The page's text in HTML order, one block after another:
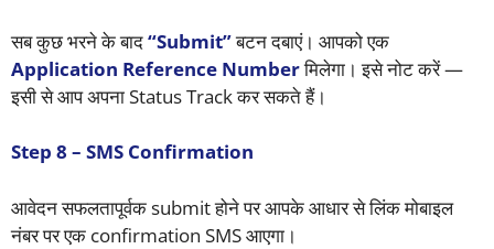
सब कुछ भरने के बाद“Submit”बटन दबाएं। आपको एक
Application Reference Numberमिलेगा। इसे नोट करें —
इसी से आप अपना Status Track कर सकते हैं।
Step 8 – SMS Confirmation
आवेदन सफलतापूर्वक submit होने पर आपके आधार से लिंक मोबाइल
नंबर पर एक confirmation SMS आएगा।